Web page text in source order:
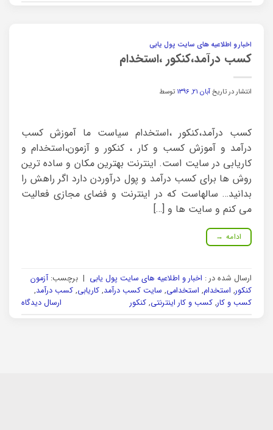
اخبار و اطلاعیه های سایت پول یابی
کسب درآمد،کنکور ،استخدام
انتشار در تاریخآبان ۲۱, ۱۳۹۶ توسط
کسب درآمد،کنکور ،استخدام سیاست ما آموزش کسب
درآمد و آموزش کسب و کار ، کنکور و آزمون،استخدام و
کاریابی در سایت است. اینترنت بهترین مکان و ساده ترین
روش ها برای کسب درآمد و پول درآوردن دارد اگر راهش را
بدانید… سالهاست که در اینترنت و فضای مجازی فعالیت
می کنم و سایت ها و […]
ادامه →
ارسال شده در : اخبار و اطلاعیه های سایت پول یابی | برچسب:آزمون
کنکور, استخدام, استخدامی, سایت کسب درآمد, کاریابی, کسب درآمد,
کسب و کار, کسب و کار اینترنتی, کنکور ارسال دیدگاه